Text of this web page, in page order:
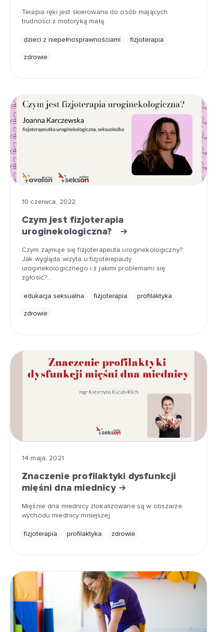
Terapia ręki jest skierowana do osób mających
trudności z motoryką małą.
dzieci z niepełnosprawnościami fizjoterapia
zdrowie
10 czerwca, 2022
Czym jest fizjoterapia
uroginekologiczna?
Czym zajmuje się fizjoterapeuta uroginekologiczny?
Jak wygląda wizyta u fizjoterepauty
uroginekologicznego i z jakimi problemami się
zgłosić?…
edukacja seksualna fizjoterapia profilaktyka
zdrowie
14 maja, 2021
Znaczenie profilaktyki dysfunkcji
mięśni dna miednicy
Mięśnie dna miednicy zlokalizowane są w obszarze
wychodu miednicy mniejszej.
fizjoterapia profilaktyka zdrowie